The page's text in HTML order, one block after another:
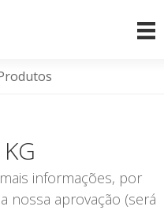
informações, por
nossa aprovação (será